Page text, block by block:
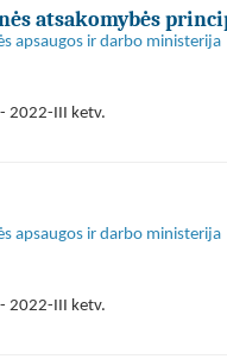
atsakomybės
apsaugos ir darbo ministerija
2022-III ketv.
apsaugos ir darbo ministerija
2022-III ketv.